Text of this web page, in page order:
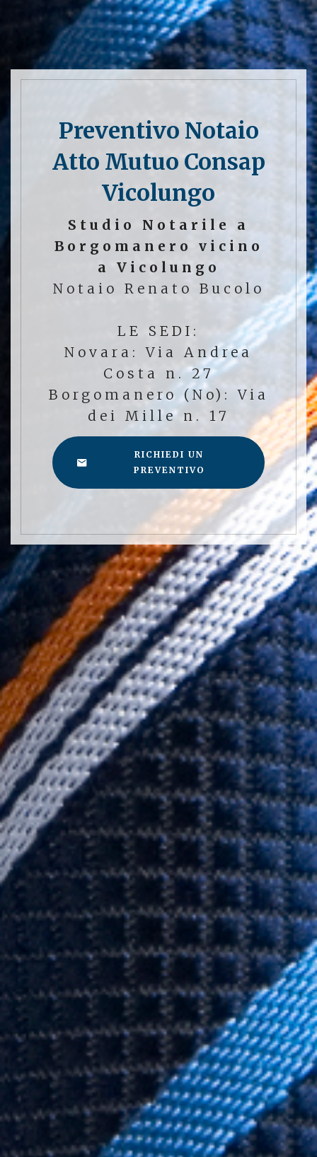
Preventivo Notaio
Atto Mutuo Consap
Vicolungo
Studio Notarile a
Borgomanero vicino
a Vicolungo
Notaio Renato Bucolo
LE SEDI:
Novara: Via Andrea
Costa n. 27
Borgomanero (No): Via
dei Mille n. 17
RICHIEDI UN
PREVENTIVO